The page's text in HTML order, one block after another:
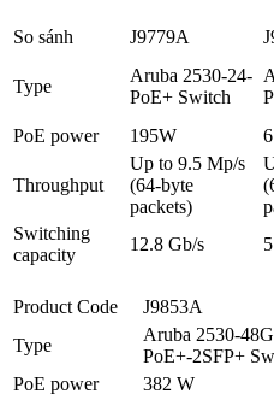
So sánh J9779A
Type
Aruba 2530-24-
PoE+ Switch
PoE power
195W
Throughput
Up to 9.5 Mp/s
(64-byte
packets)
Switching
capacity
12.8 Gb/s
Product Code J9853A
Type
Aruba 2530-
PoE+-2SFP+
PoE power
382 W